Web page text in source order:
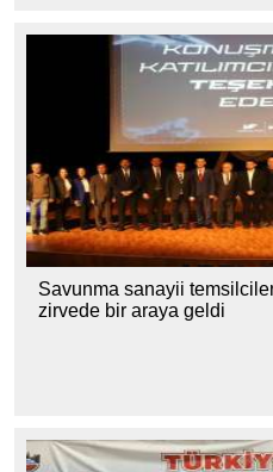
Savunma sanayii
zirvede bir araya geldi